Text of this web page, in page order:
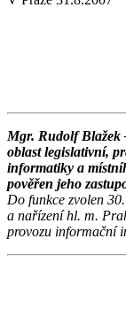
Mgr. Rudolf Blažek
oblast legislativní,
informatiky a
pověřen jeho
Do funkce zvolen
a nařízení hl. m.
provozu informační